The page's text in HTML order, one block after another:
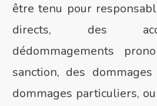
être tenu pour
directs, des
dédommagements
sanction, des
dommages particuliers,